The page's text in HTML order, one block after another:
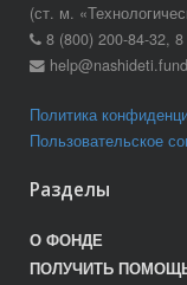
(ст. м.
8 (800) 200-84-32,
help@nashideti.fund
Политика
Пользовательское
Разделы
О ФОНДЕ
ПОЛУЧИТЬ